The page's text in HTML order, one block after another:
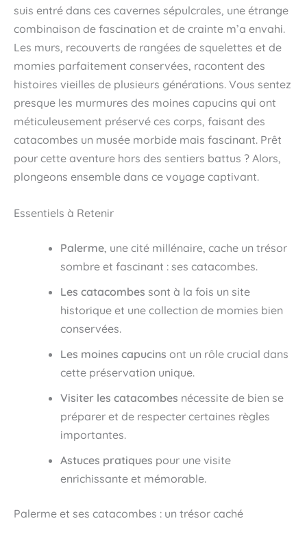
suis entré dans ces cavernes sépulcrales, une étrange
combinaison de fascination et de crainte m’a envahi.
Les murs, recouverts de rangées de squelettes et de
momies parfaitement conservées, racontent des
histoires vieilles de plusieurs générations. Vous sentez
presque les murmures des moines capucins qui ont
méticuleusement préservé ces corps, faisant des
catacombes un musée morbide mais fascinant. Prêt
pour cette aventure hors des sentiers battus ? Alors,
plongeons ensemble dans ce voyage captivant.
Essentiels à Retenir
Palerme, une cité millénaire, cache un trésor
sombre et fascinant : ses catacombes.
Les catacombes sont à la fois un site
historique et une collection de momies bien
conservées.
Les moines capucins ont un rôle crucial dans
cette préservation unique.
Visiter les catacombes nécessite de bien se
préparer et de respecter certaines règles
importantes.
Astuces pratiques pour une visite
enrichissante et mémorable.
Palerme et ses catacombes : un trésor caché